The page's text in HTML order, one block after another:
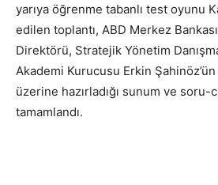
yarıya öğrenme tabanlı test oyunu
edilen toplantı, ABD Merkez
Direktörü, Stratejik Yönetim
Akademi Kurucusu Erkin
üzerine hazırladığı sunum ve
tamamlandı.